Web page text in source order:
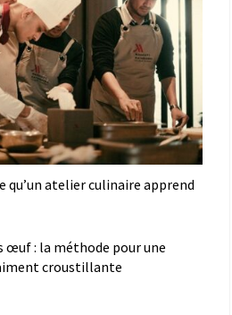
qu’un atelier culinaire apprend
œuf : la méthode pour une
croustillante